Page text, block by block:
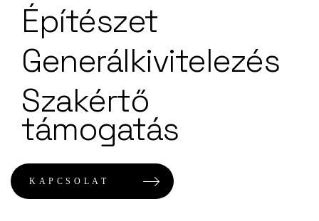
Építészet
Generálkivitelezés
Szakértő
támogatás
KAPCSOLAT